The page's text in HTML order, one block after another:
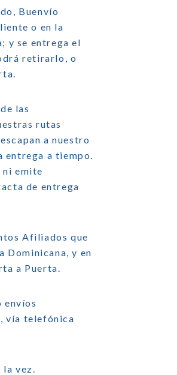
Buenvío
o en la
y se entrega el
retirarlo, o
las
rutas
a nuestro
entrega a tiempo.
ni emite
de entrega
Afiliados que
Dominicana, y en
a Puerta.
envíos
vía telefónica
vez.